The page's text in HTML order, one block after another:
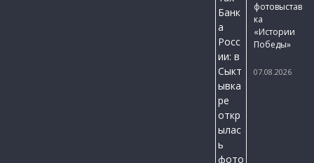
фотовыстав
ка
«Истории
Победы»
07.08.2026